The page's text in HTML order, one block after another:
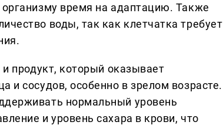
время на адаптацию. Также
воды, так как клетчатка требует
продукт, который оказывает
и сосудов, особенно в зрелом возрасте.
нормальный уровень
и уровень сахара в крови, что